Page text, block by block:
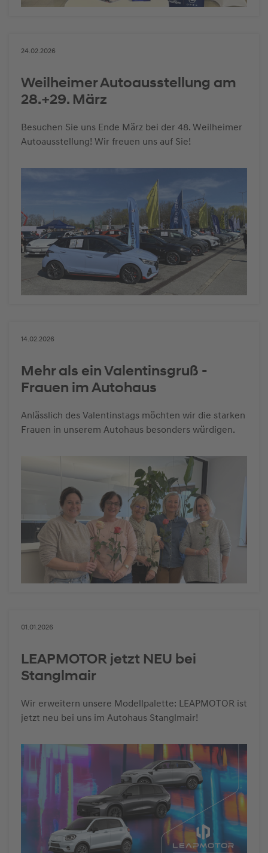
24.02.2026
Weilheimer Autoausstellung am
28.+29. März
Besuchen Sie uns Ende März bei der 48. Weilheimer
Autoausstellung! Wir freuen uns auf Sie!
14.02.2026
Mehr als ein Valentinsgruß -
Frauen im Autohaus
Anlässlich des Valentinstags möchten wir die starken
Frauen in unserem Autohaus besonders würdigen.
01.01.2026
LEAPMOTOR jetzt NEU bei
Stanglmair
Wir erweitern unsere Modellpalette: LEAPMOTOR ist
jetzt neu bei uns im Autohaus Stanglmair!